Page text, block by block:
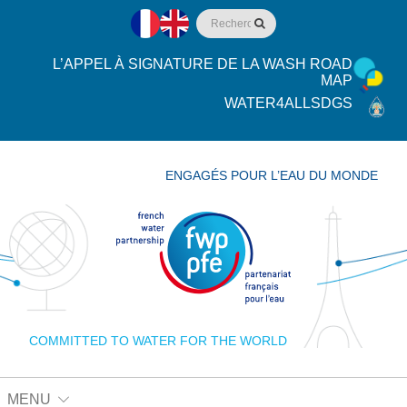
L’APPEL À SIGNATURE DE LA WASH ROAD
MAP
WATER4ALLSDGS
COMMITTED TO WATER FOR THE WORLD
ENGAGÉS POUR L’EAU DU MONDE
MENU